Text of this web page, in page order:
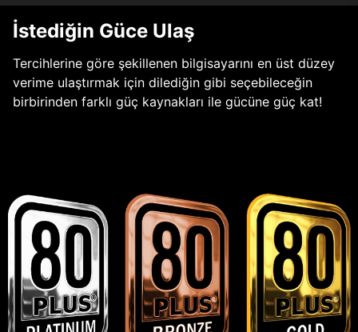
İstediğin Güce Ulaş
Tercihlerine göre şekillenen bilgisayarını en üst düzey
verime ulaştırmak için dilediğin gibi seçebileceğin
birbirinden farklı güç kaynakları ile gücüne güç kat!